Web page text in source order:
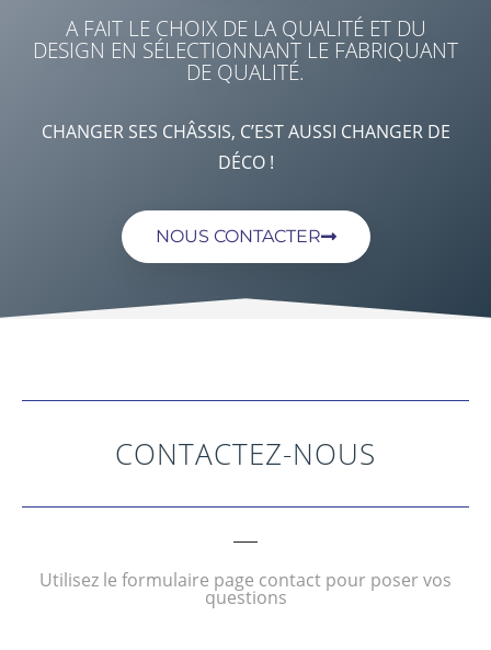
A FAIT LE CHOIX DE LA QUALITÉ ET DU
DESIGN EN SÉLECTIONNANT LE FABRIQUANT
DE QUALITÉ.
CHANGER SES CHÂSSIS, C’EST AUSSI CHANGER DE
DÉCO !
NOUS CONTACTER
CONTACTEZ-NOUS
Utilisez le formulaire page contact pour poser vos
questions